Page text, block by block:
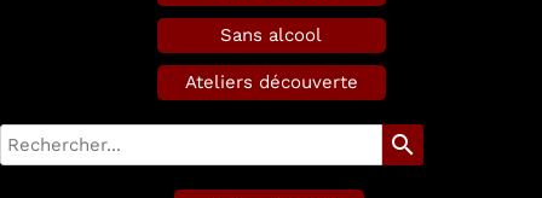
Sans alcool
Ateliers découverte
search